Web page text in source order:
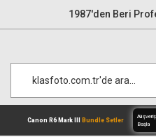
1987'den Beri